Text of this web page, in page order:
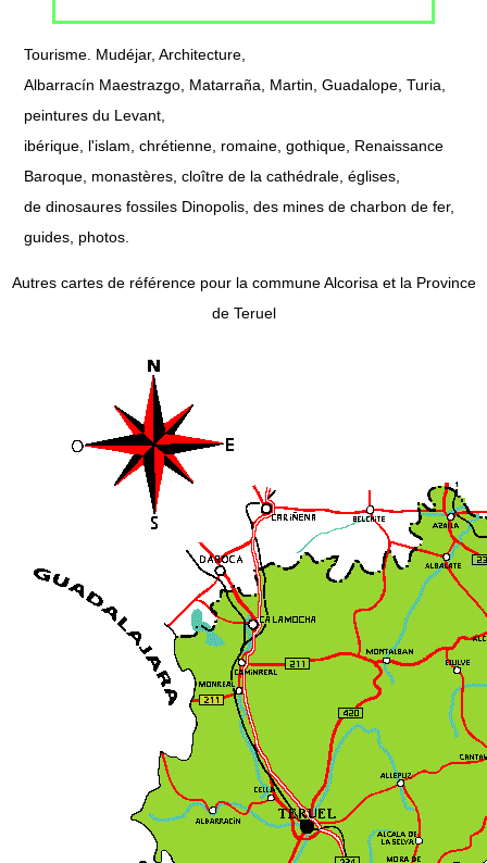
Tourisme. Mudéjar, Architecture,
Albarracín Maestrazgo, Matarraña, Martin, Guadalope, Turia,
peintures du Levant,
ibérique, l'islam, chrétienne, romaine, gothique, Renaissance
Baroque, monastères, cloître de la cathédrale, églises,
de dinosaures fossiles Dinopolis, des mines de charbon de fer,
guides, photos.
Autres cartes de référence pour la commune Alcorisa et la Province
de Teruel